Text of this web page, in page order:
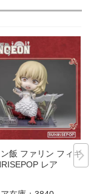
飯 ファリン フィギュ
レア